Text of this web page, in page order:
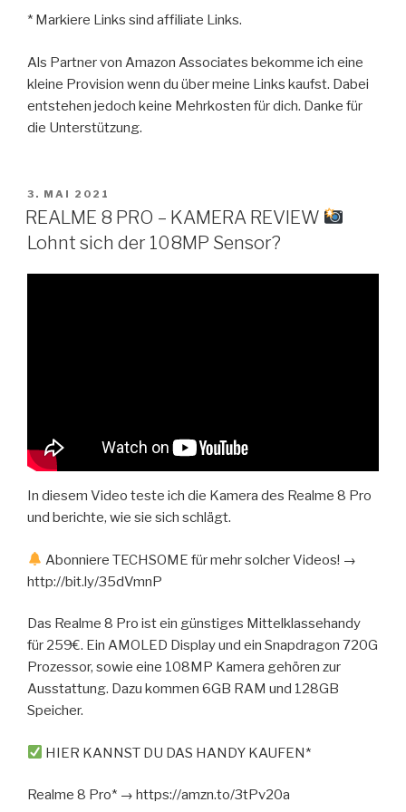
​* Markiere Links sind affiliate Links.
Als Partner von Amazon Associates bekomme ich eine
kleine Provision wenn du über meine Links kaufst. Dabei
entstehen jedoch keine Mehrkosten für dich. Danke für
die Unterstützung.
VERÖFFENTLICHT
AM
3. MAI 2021
REALME 8 PRO – KAMERA REVIEW
Lohnt sich der 108MP Sensor?
In diesem Video teste ich die Kamera des Realme 8 Pro
und berichte, wie sie sich schlägt.
Abonniere TECHSOME für mehr solcher Videos! →
http://bit.ly/35dVmnP
Das Realme 8 Pro ist ein günstiges Mittelklassehandy
für 259€. Ein AMOLED Display und ein Snapdragon 720G
Prozessor, sowie eine 108MP Kamera gehören zur
Ausstattung. Dazu kommen 6GB RAM und 128GB
Speicher.
HIER KANNST DU DAS HANDY KAUFEN*
Realme 8 Pro* → https://amzn.to/3tPv20a